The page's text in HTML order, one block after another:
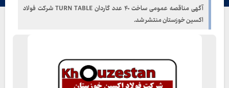
آگهی مناقصه عمومی ساخت ۴٠ عدد گاردان TURN TABLE شرکت فولاد
اکسین خوزستان منتشر شد.